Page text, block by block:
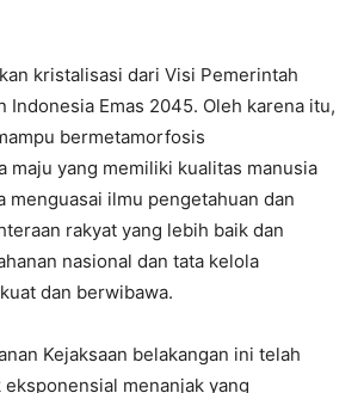
kristalisasi dari Visi Pemerintah
Indonesia Emas 2045. Oleh karena itu,
bermetamorfosis
maju yang memiliki kualitas manusia
menguasai ilmu pengetahuan dan
rakyat yang lebih baik dan
nasional dan tata kelola
dan berwibawa.
Kejaksaan belakangan ini telah
menanjak yang